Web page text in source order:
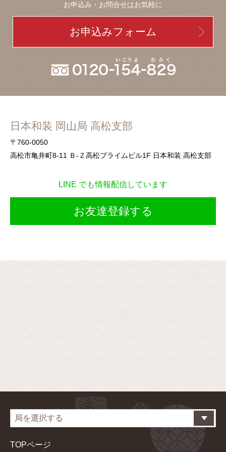
お申込み・お問合せはお気軽に
お申込みフォーム
日本和装 岡山局 高松支部
〒760-0050
高松市亀井町8-11 Ｂ-Ｚ高松プライムビル1F 日本和装 高松支部
LINE でも情報配信しています
お友達登録する
TOPページ